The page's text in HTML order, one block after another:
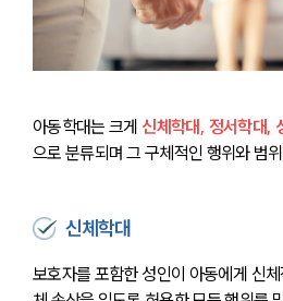
아동학대는 크게 신체학대, 정서학대,
으로 분류되며 그 구체적인 행위와 범
신체학대
보호자를 포함한 성인이 아동에게 신